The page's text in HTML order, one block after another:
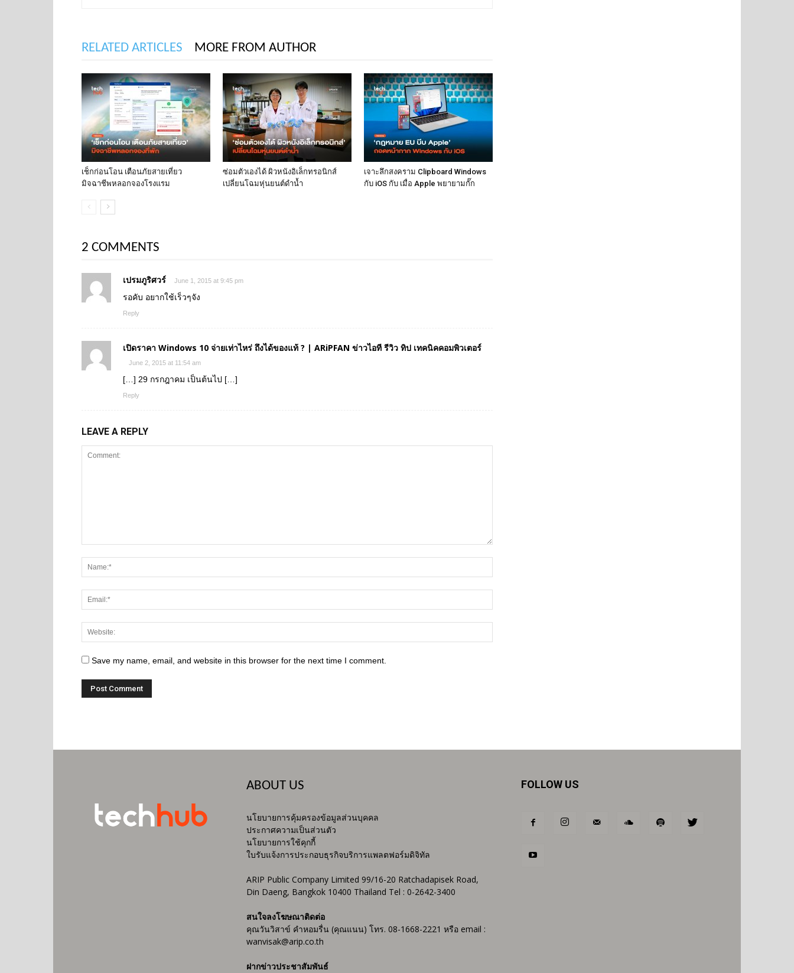
RELATED ARTICLES MORE FROM AUTHOR
เช็กก่อนโอน เตือนภัยสายเที่ยว
มิจฉาชีพหลอกจองโรงแรม
ซ่อมตัวเองได้ ผิวหนังอิเล็กทรอนิกส์
เปลี่ยนโฉมหุ่นยนต์ดำน้ำ
เจาะลึกสงคราม Clipboard Windows
กับ iOS กับ เมื่อ Apple พยายามกั๊ก
2 COMMENTS
เปรมภูริศวร์ June 1, 2015 at 9:45 pm
รอคับ อยากใช้เร็วๆจัง
Reply
เปิดราคา Windows 10 จ่ายเท่าไหร่ ถึงได้ของแท้ ? | ARiPFAN ข่าวไอที รีวิว ทิป เทคนิคคอมพิวเตอร์
June 2, 2015 at 11:54 am
[…] 29 กรกฎาคม เป็นต้นไป […]
Reply
LEAVE A REPLY
Save my name, email, and website in this browser for the next time I comment.
ABOUT US
นโยบายการคุ้มครองข้อมูลส่วนบุคคล
ประกาศความเป็นส่วนตัว
นโยบายการใช้คุกกี้
ใบรับแจ้งการประกอบธุรกิจบริการแพลตฟอร์มดิจิทัล
ARIP Public Company Limited 99/16-20 Ratchadapisek Road,
Din Daeng, Bangkok 10400 Thailand Tel : 0-2642-3400
สนใจลงโฆษณาติดต่อ
คุณวันวิสาข์ คำหอมรื่น (คุณแนน) โทร. 08-1668-2221 หรือ email :
wanvisak@arip.co.th
ฝากข่าวประชาสัมพันธ์
FOLLOW US